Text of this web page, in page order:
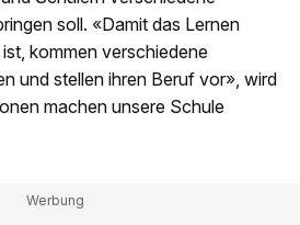
soll. «Damit das Lernen
kommen verschiedene
und stellen ihren Beruf vor», wird
machen unsere Schule